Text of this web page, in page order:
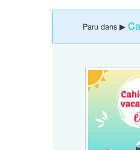
Paru dans ▶